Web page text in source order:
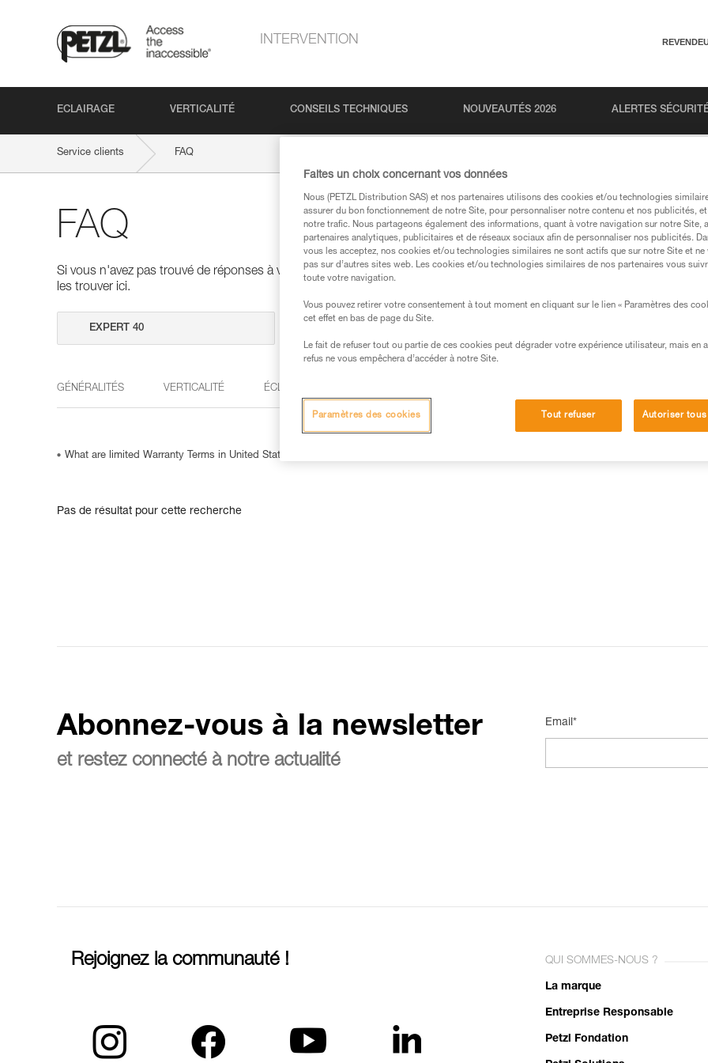
INTERVENTION
ECLAIRAGE VERTICALITÉ CONSEILS TECHNIQUES NOUVEAUTÉS 2026 ALERTES
Service clients FAQ
FAQ
Si vous n'avez pas trouvé de réponses à vos questions dans nos pages produits et techniques, vous devriez
les trouver ici.
Effectuer votre recherche
GÉNÉRALITÉS VERTICALITÉ ÉCLAIRAGE
What are limited Warranty Terms in United States and Canada ?
Pas de résultat pour cette recherche
Abonnez-vous à la newsletter
et restez connecté à notre actualité
Email*
Rejoignez la communauté ! QUI SOMMES-NOUS ?
La marque
Entreprise Responsable
Petzl Fondation
Faites un choix concernant vos données
Nous (PETZL Distribution SAS) et nos partenaires utilisons des cookies et/ou technologies
assurer du bon fonctionnement de notre Site, pour personnaliser notre contenu et nos publicités,
notre trafic. Nous partageons également des informations, quant à votre navigation sur notre Site,
partenaires analytiques, publicitaires et de réseaux sociaux afin de personnaliser nos publicités.
vous les acceptez, nos cookies et/ou technologies similaires ne sont actifs que sur notre Site et ne
pas sur d’autres sites web. Les cookies et/ou technologies similaires de nos partenaires vous
toute votre navigation.
Vous pouvez retirer votre consentement à tout moment en cliquant sur le lien « Paramètres des
cet effet en bas de page du Site.
Le fait de refuser tout ou partie de ces cookies peut dégrader votre expérience utilisateur, mais en
refus ne vous empêchera d’accéder à notre Site.
Tout refuser Autoriser
Paramètres des cookies